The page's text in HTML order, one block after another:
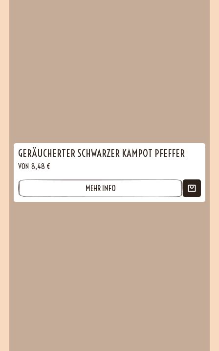
GERÄUCHERTER SCHWARZER KAMPOT PFEFFER
VON 8,48 €
MEHR INFO